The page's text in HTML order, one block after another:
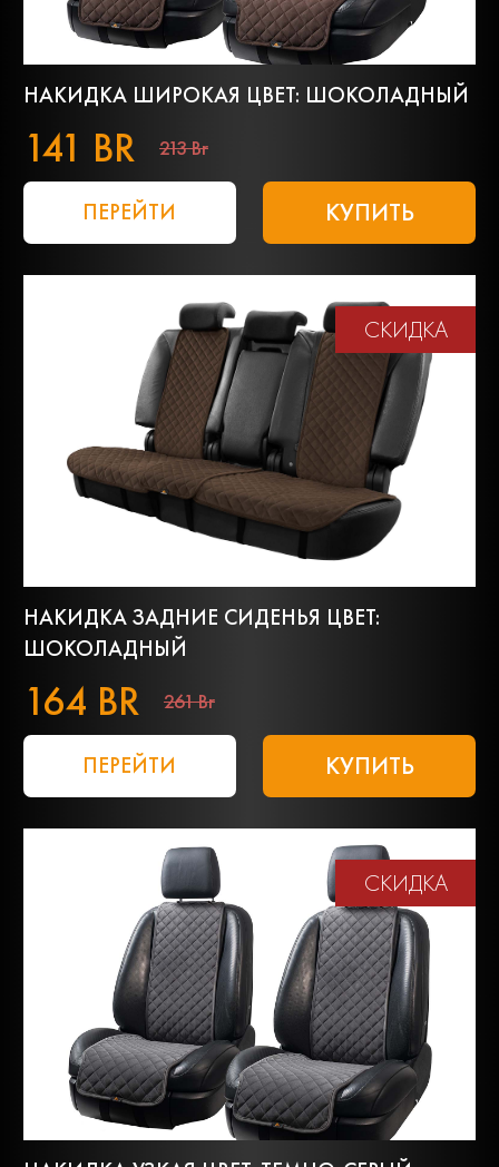
НАКИДКА ШИРОКАЯ ЦВЕТ: ШОКОЛАДНЫЙ
141 BR 213 Br
ПЕРЕЙТИ КУПИТЬ
СКИДКА
НАКИДКА ЗАДНИЕ СИДЕНЬЯ ЦВЕТ:
ШОКОЛАДНЫЙ
164 BR 261 Br
ПЕРЕЙТИ КУПИТЬ
СКИДКА